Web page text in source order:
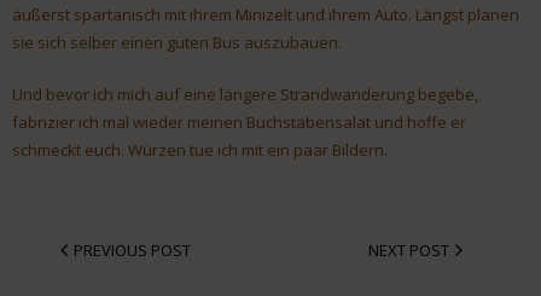
äußerst spartanisch mit ihrem Minizelt und ihrem Auto. Längst planen
sie sich selber einen guten Bus auszubauen.
Und bevor ich mich auf eine längere Strandwanderung begebe,
fabrizier ich mal wieder meinen Buchstabensalat und hoffe er
schmeckt euch. Würzen tue ich mit ein paar Bildern.
PREVIOUS POST NEXT POST